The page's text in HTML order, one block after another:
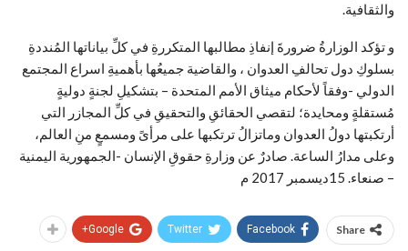
والثقافية.
و تؤكد الوزارةُ ضرورةَ إنفاذِ مطالبها المتكررةِ في كلِّ بياناتها المُنددةِ
بسلوكِ دول تحالفِ العدوان ، والقاضية جميعُها بأهميةِ اسراع المجتمع
الدولي -وفقاً لأحكام ميثاق الأمم المتحدة – بتشكيلِ لجنةٍ دوليةٍ
مُستقلةٍ ومحايدة؛ لتقصي الحقائقِ والتحقيقِ في كلِّ المجازر التي
أرتكبتها دولُ العدوان وماتزالُ ترتكبها على مرأىً ومسمعٍ منِ العالم،
وعلى مدارُ الساعة. صادرٌ عن وزارةِ حقوقِ الإنسان -الجمهورية اليمنية
– صنعاء. 15ديسمبر 2017 م
Share
Facebook
Twitter
Google+